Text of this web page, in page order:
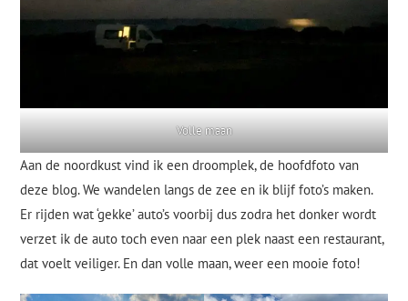
Volle maan
Aan de noordkust vind ik een droomplek, de hoofdfoto van
deze blog. We wandelen langs de zee en ik blijf foto’s maken.
Er rijden wat ‘gekke’ auto’s voorbij dus zodra het donker wordt
verzet ik de auto toch even naar een plek naast een restaurant,
dat voelt veiliger. En dan volle maan, weer een mooie foto!